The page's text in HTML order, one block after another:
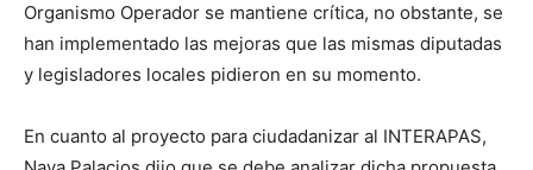
Organismo Operador se mantiene crítica, no obstante, se
han implementado las mejoras que las mismas diputadas
y legisladores locales pidieron en su momento.
En cuanto al proyecto para ciudadanizar al INTERAPAS,